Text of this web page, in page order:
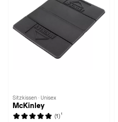
Sitzkissen · Unisex
McKinley
(1) 1